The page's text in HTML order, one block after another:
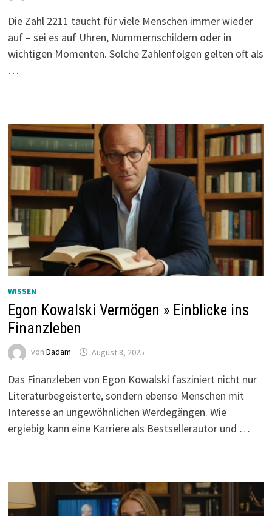
Die Zahl 2211 taucht für viele Menschen immer wieder
auf – sei es auf Uhren, Nummernschildern oder in
wichtigen Momenten. Solche Zahlenfolgen gelten oft als
…
WISSEN
Egon Kowalski Vermögen » Einblicke ins
Finanzleben
von Dadam August 8, 2025
Das Finanzleben von Egon Kowalski fasziniert nicht nur
Literaturbegeisterte, sondern ebenso Menschen mit
Interesse an ungewöhnlichen Werdegängen. Wie
ergiebig kann eine Karriere als Bestsellerautor und …